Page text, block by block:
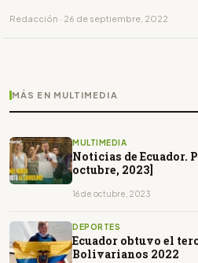
Redacción · 26 de septiembre, 2022
MÁS EN MULTIMEDIA
MULTIMEDIA
Noticias de Ecuador.
octubre, 2023]
16 de octubre, 2023
DEPORTES
Ecuador obtuvo el
Bolivarianos 2022